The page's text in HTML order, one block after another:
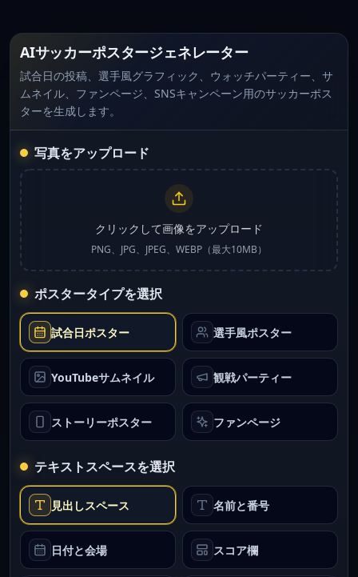
AIサッカーポスタージェネレーター
試合日の投稿、選手風グラフィック、ウォッチパーティー、サ
ムネイル、ファンページ、SNSキャンペーン用のサッカーポス
ターを生成します。
写真をアップロード
クリックして画像をアップロード
PNG、JPG、JPEG、WEBP（最大10MB）
ポスタータイプを選択
試合日ポスター 選手風ポスター
YouTubeサムネイル 観戦パーティー
ストーリーポスター ファンページ
テキストスペースを選択
見出しスペース 名前と番号
日付と会場 スコア欄